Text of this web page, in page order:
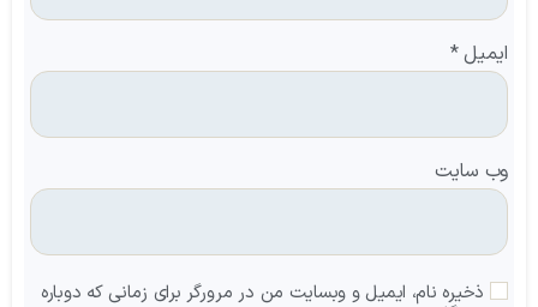
ایمیل*
وب‌ سایت
ذخیره نام، ایمیل و وبسایت من در مرورگر برای زمانی که دوباره